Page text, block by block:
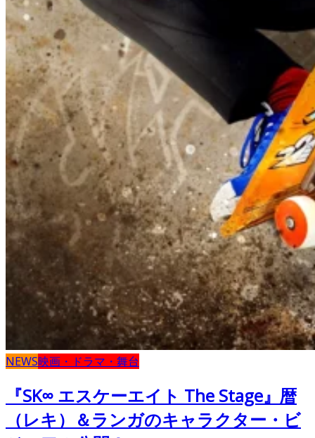
NEWS映画・ドラマ・舞台
『SK∞ エスケーエイト The Stage』暦
（レキ）＆ランガのキャラクター・ビ